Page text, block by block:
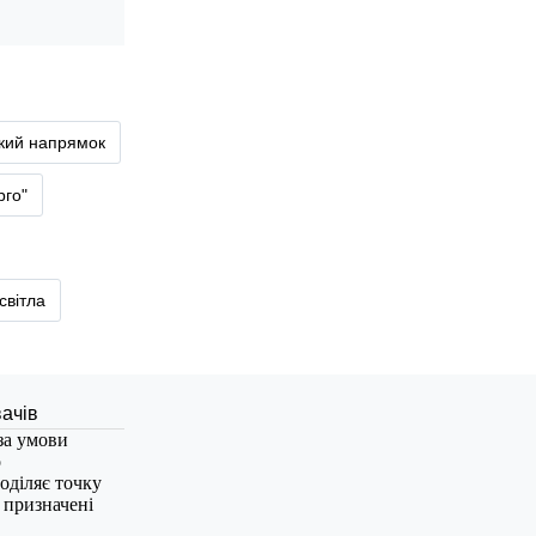
напрямок
умови
точку